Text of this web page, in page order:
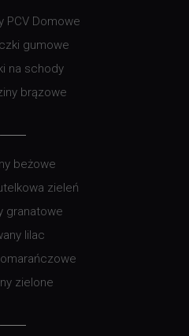
PCV Domowe
gumowe
na schody
brązowe
beżowe
zieleń
granatowe
lilac
zielone